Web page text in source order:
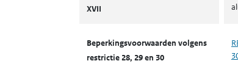
XVII
Beperkingsvoorwaarden volgens
restrictie 28, 29 en 30